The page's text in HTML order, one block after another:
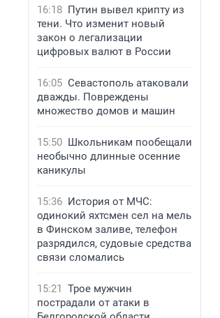
16:18 Путин вывел крипту из
тени. Что изменит новый
закон о легализации
цифровых валют в России
16:05 Севастополь атаковали
дважды. Повреждены
множество домов и машин
15:50 Школьникам пообещали
необычно длинные осенние
каникулы
15:36 История от МЧС:
одинокий яхтсмен сел на мель
в Финском заливе, телефон
разрядился, судовые средства
связи сломались
15:21 Трое мужчин
пострадали от атаки в